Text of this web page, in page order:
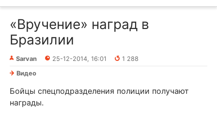
«Вручение» наград в
Бразилии
Sarvan 25-12-2014, 16:01
1 288
Видео
Бойцы спецподразделения полиции получают
награды.